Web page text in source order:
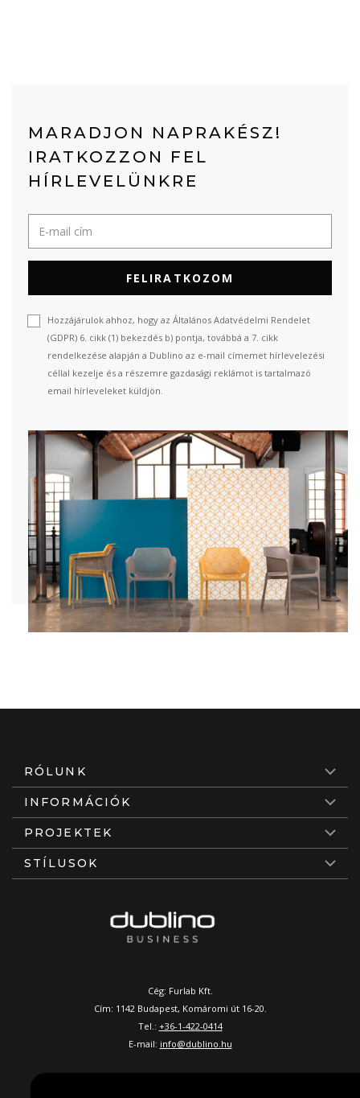
MARADJON NAPRAKÉSZ!
IRATKOZZON FEL
HÍRLEVELÜNKRE
FELIRATKOZOM
Hozzájárulok ahhoz, hogy az Általános Adatvédelmi Rendelet
(GDPR) 6. cikk (1) bekezdés b) pontja, továbbá a 7. cikk
rendelkezése alapján a Dublino az e-mail címemet hírlevelezési
céllal kezelje és a részemre gazdasági reklámot is tartalmazó
email hírleveleket küldjön.
RÓLUNK
INFORMÁCIÓK
PROJEKTEK
STÍLUSOK
Cég: Furlab Kft.
Cím: 1142 Budapest, Komáromi út 16-20.
Tel.: +36-1-422-0414
E-mail: info@dublino.hu